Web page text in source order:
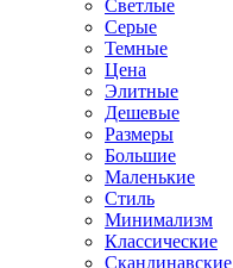
Светлые
Серые
Темные
Цена
Элитные
Дешевые
Размеры
Большие
Маленькие
Стиль
Минимализм
Классические
Скандинавские